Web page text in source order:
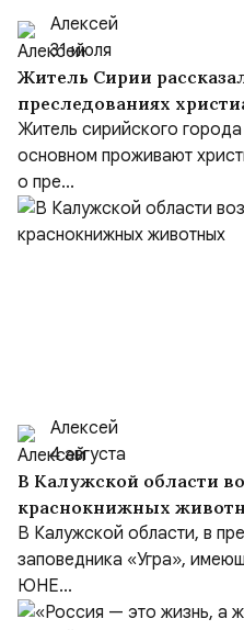
Алексей
31 июля
Житель Сирии
преследованиях
Житель сирийского
основном проживают
о пре...
Алексей
4 августа
В Калужской области
краснокнижных
В Калужской области, в
заповедника «Угра»,
ЮНЕ...